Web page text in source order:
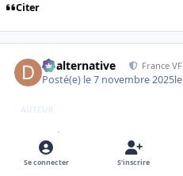
Citer
dbalternative France
Posté(e) le 7 novembre 2025
AUTEUR
c'est noté !
Se connecter S’inscrire